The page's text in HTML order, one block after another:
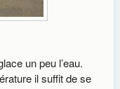
un peu l’eau.
il suffit de se